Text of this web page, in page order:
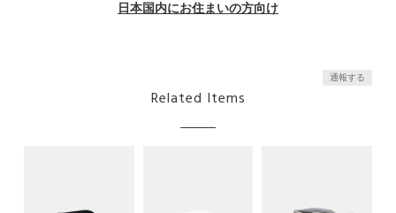
日本国内にお住まいの方向け
通報する
Related Items